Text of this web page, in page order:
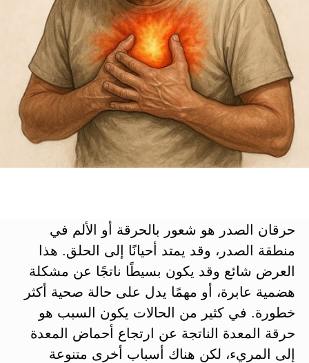
حرقان الصدر هو شعور بالحرقة أو الألم في
منطقة الصدر، وقد يمتد أحيانًا إلى الحلق. هذا
العرض شائع وقد يكون بسيطًا ناتجًا عن مشكلة
هضمية عابرة، أو مهمًا يدل على حالة صحية أكثر
خطورة. في كثير من الحالات يكون السبب هو
حرقة المعدة الناتجة عن ارتجاع أحماض المعدة
إلى المريء​، لكن هناك أسباب أخرى متنوعة